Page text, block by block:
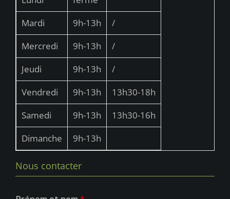
Mardi
9h-13h
/
Mercredi
9h-13h
/
Jeudi
9h-13h
/
Vendredi
9h-13h
13h30-18h
Samedi
9h-13h
13h30-16h
Dimanche
9h-13h
Nous contacter